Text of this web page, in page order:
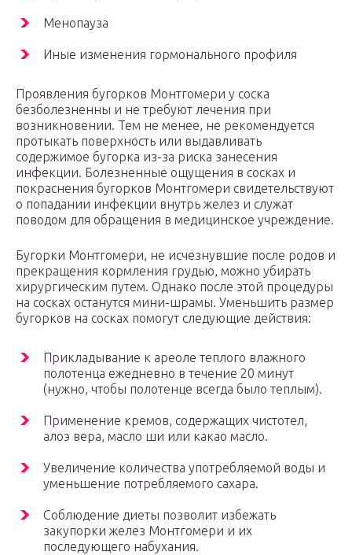
Менопауза
Иные изменения гормонального профиля
Проявления бугорков Монтгомери у соска
безболезненны и не требуют лечения при
возникновении. Тем не менее, не рекомендуется
протыкать поверхность или выдавливать
содержимое бугорка из-за риска занесения
инфекции. Болезненные ощущения в сосках и
покраснения бугорков Монтгомери свидетельствуют
о попадании инфекции внутрь желез и служат
поводом для обращения в медицинское учреждение.
Бугорки Монтгомери, не исчезнувшие после родов и
прекращения кормления грудью, можно убирать
хирургическим путем. Однако после этой процедуры
на сосках останутся мини-шрамы. Уменьшить размер
бугорков на сосках помогут следующие действия:
Прикладывание к ареоле теплого влажного
полотенца ежедневно в течение 20 минут
(нужно, чтобы полотенце всегда было теплым).
Применение кремов, содержащих чистотел,
алоэ вера, масло ши или какао масло.
Увеличение количества употребляемой воды и
уменьшение потребляемого сахара.
Соблюдение диеты позволит избежать
закупорки желез Монтгомери и их
последующего набухания.